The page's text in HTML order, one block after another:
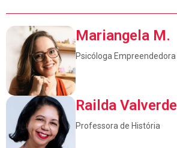
Mariangela M.
Psicóloga Empreendedora
Railda Valverde
Professora de História